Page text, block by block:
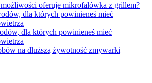
oferuje mikrofalówka z grillem?
dla których powinieneś mieć
dla których powinieneś mieć
na dłuższą żywotność zmywarki